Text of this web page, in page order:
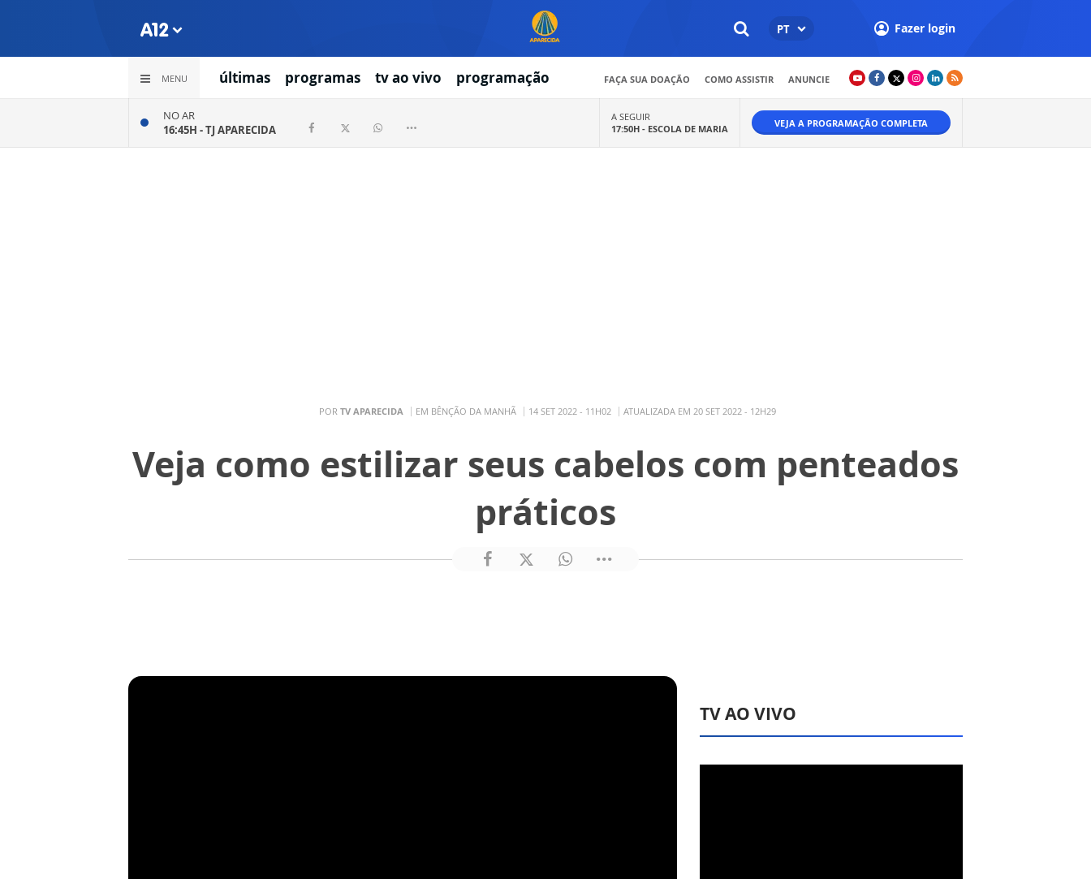
PT Fazer login
MENU últimas programas tv ao vivo programação FAÇA SUA DOAÇÃO COMO ASSISTIR ANUNCIE
NO AR
16:45H -TJ APARECIDA
A SEGUIR
17:50H - ESCOLA DE MARIA VEJA A PROGRAMAÇÃO COMPLETA
POR TV APARECIDA EM BÊNÇÃO DA MANHÃ 14 SET 2022 - 11H02 ATUALIZADA EM 20 SET 2022 - 12H29
Veja como estilizar seus cabelos com penteados
práticos
TV AO VIVO